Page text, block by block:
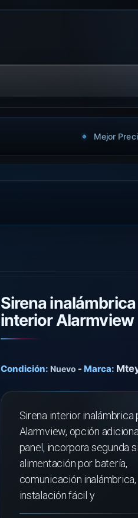
Mejor
Sirena inalámbrica
interior Alarmview
Condición: Nuevo - Marca:
Sirena interior inalámbrica
Alarmview, opción
panel, incorpora segunda
alimentación por batería,
comunicación inalámbrica,
instalación fácil y